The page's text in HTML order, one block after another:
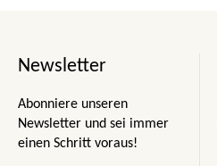
Newsletter
Abonniere unseren
Newsletter und sei immer
einen Schritt voraus!